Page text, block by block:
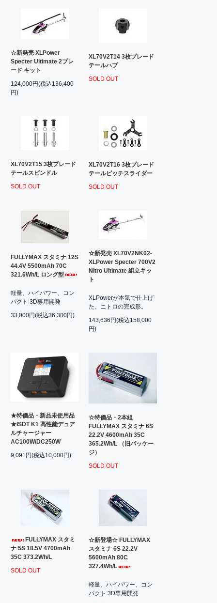
☆新発売 XLPower
Specter Ultimate 2ブレ
ード キット
124,000円(税込136,400
円)
XL70V2T14 3枚プレード
テールハブ
SOLD OUT
XL70V2T15 3枚プレード
テールスピンドル
SOLD OUT
XL70V2T16 3枚プレード
テールピッチスライダー
SOLD OUT
FULLYMAX スタミナ 12S
44.4V 5500mAh 70C
321.6Wh/L ロング型
軽量、ハイパワー、コン
パクト 3D専用開発
33,000円(税込36,300円)
☆新発売 XL70V2NK02-
XLPower Specter 700V2
Nitro Ultimate 組立キッ
ト
XLPowerが本気で仕上げ
た、ニトロの完成形。
143,636円(税込158,000
円)
★特価品・新品未使用品
★ISDT K1 高性能デュア
ルチャージャー
AC100W/DC250W
9,091円(税込10,000円)
☆特価品・2本組
FULLYMAX スタミナ 6S
22.2V 4600mAh 35C
365.2Wh/L （旧パッケー
ジ）
SOLD OUT
FULLYMAX スタミ
ナ 5S 18.5V 4700mAh
35C 373.2Wh/L
SOLD OUT
☆新登場☆ FULLYMAX
スタミナ 6S 22.2V
5600mAh 80C
327.4Wh/L
軽量、ハイパワー、コン
パクト 3D専用開発